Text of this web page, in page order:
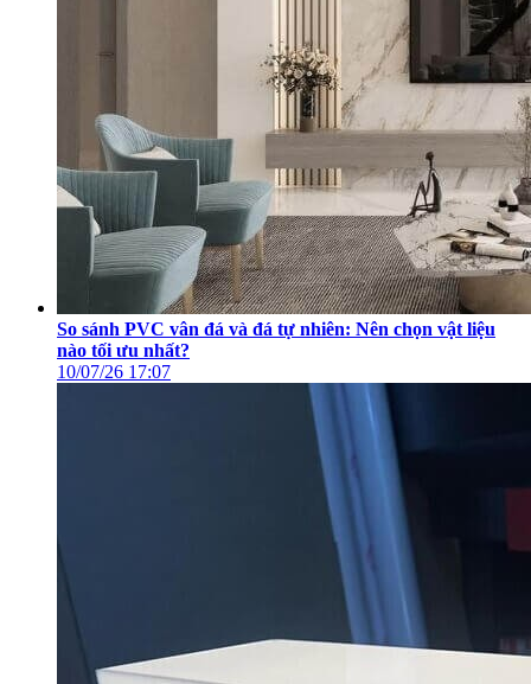
So sánh PVC vân đá và đá tự nhiên: Nên chọn vật liệu
nào tối ưu nhất?
10/07/26 17:07